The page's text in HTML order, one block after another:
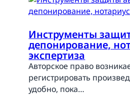
Инструменты
депонирование,
экспертиза
Авторское право
регистрировать
удобно, пока…